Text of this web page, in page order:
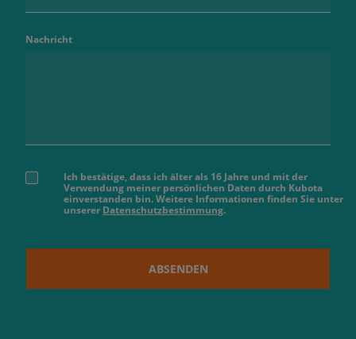
Nachricht
Ich bestätige, dass ich älter als 16 Jahre und mit der
Verwendung meiner persönlichen Daten durch Kubota
einverstanden bin. Weitere Informationen finden Sie unter
unserer Datenschutzbestimmung.
ABSENDEN